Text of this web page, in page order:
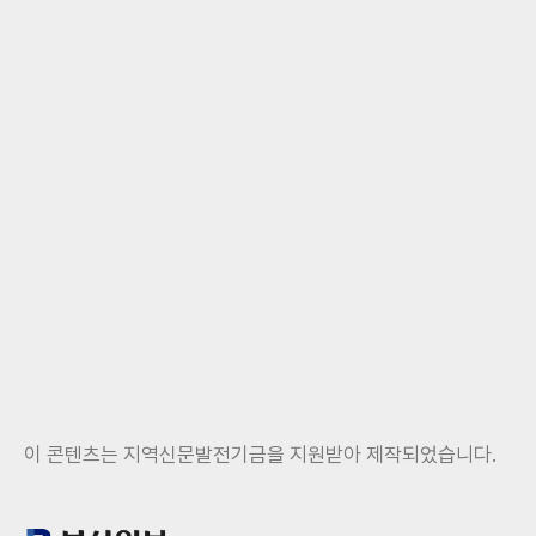
이 콘텐츠는 지역신문발전기금을 지원받아 제작되었습니다.